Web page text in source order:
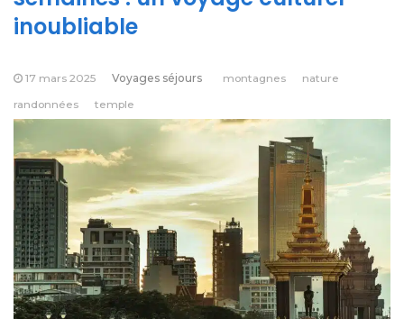
inoubliable
17 mars 2025 Voyages séjours montagnes
nature
randonnées
temple